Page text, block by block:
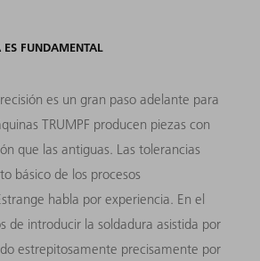
ES FUNDAMENTAL
es un gran paso adelante para
TRUMPF producen piezas con
que las antiguas. Las tolerancias
básico de los procesos
habla por experiencia. En el
de introducir la soldadura asistida por
estrepitosamente precisamente por